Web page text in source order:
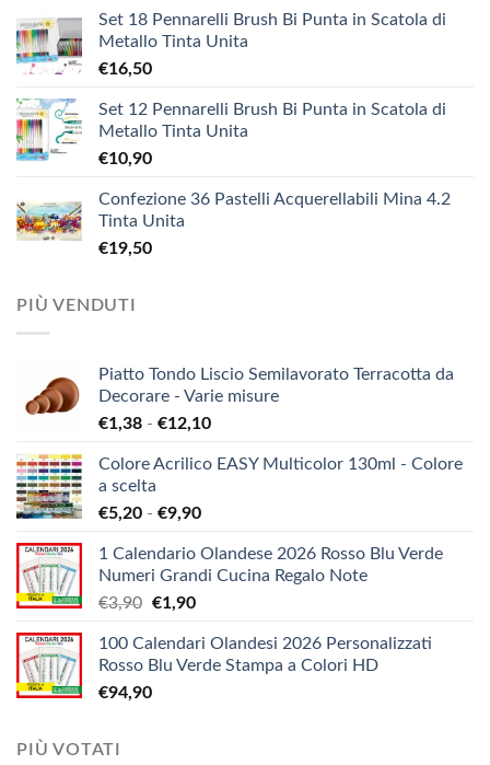
Set 18 Pennarelli Brush Bi Punta in Scatola di
Metallo Tinta Unita
€16,50
Set 12 Pennarelli Brush Bi Punta in Scatola di
Metallo Tinta Unita
€10,90
Confezione 36 Pastelli Acquerellabili Mina 4.2
Tinta Unita
€19,50
PIÙ VENDUTI
Piatto Tondo Liscio Semilavorato Terracotta da
Decorare - Varie misure
€1,38 - €12,10Fascia
prezzo:
€12,10
Colore Acrilico EASY Multicolor 130ml - Colore
a scelta
€5,20 - €9,90Fascia
prezzo:
da
€9,90
1 Calendario Olandese 2026 Rosso Blu Verde
Numeri Grandi Cucina Regalo Note
€3,90 Il
originale
era:
€3,90.
€1,90Il
attuale
è:
100 Calendari Olandesi 2026 Personalizzati
Rosso Blu Verde Stampa a Colori HD
€94,90
PIÙ VOTATI